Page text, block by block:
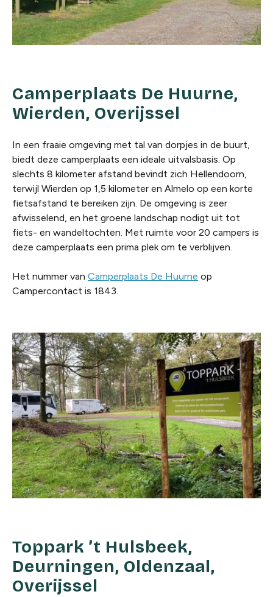
Camperplaats De Huurne,
Wierden, Overijssel
In een fraaie omgeving met tal van dorpjes in de buurt,
biedt deze camperplaats een ideale uitvalsbasis. Op
slechts 8 kilometer afstand bevindt zich Hellendoorn,
terwijl Wierden op 1,5 kilometer en Almelo op een korte
fietsafstand te bereiken zijn. De omgeving is zeer
afwisselend, en het groene landschap nodigt uit tot
fiets- en wandeltochten. Met ruimte voor 20 campers is
deze camperplaats een prima plek om te verblijven.
Het nummer van Camperplaats De Huurne op
Campercontact is 1843.
Toppark ’t Hulsbeek,
Deurningen, Oldenzaal,
Overijssel